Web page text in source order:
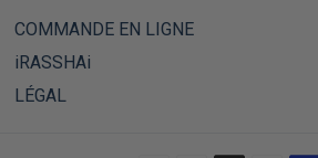
COMMANDE EN LIGNE
Centre d'aide & FAQ
Livraison et frais de port en France & Europe
iRASSHAi
Les horaires du 40 rue du Louvre, Paris
LÉGAL